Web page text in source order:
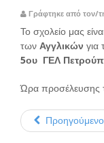
Γράφτηκε από τον/
Το σχολείο μας
των Αγγλικών για
5ου ΓΕΛ
Ώρα προσέλευσης
Προηγούμενο